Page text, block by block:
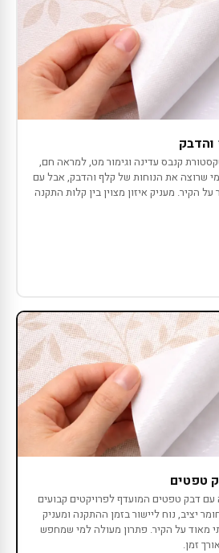
והדבק
קנבס עדינה וגימור מט, למראה חם,
למי שרוצה את הנוחות של קלף והדבק, אבל עם
הקיר. מעניק איזון מצוין בין קלות התקנה
טפטים
דבק טפטים המועדף לפרויקטים קבועים
יציב, נוח ליישור בזמן ההתקנה ומעניק
מאוד על הקיר. פתרון מעולה למי שמחפש
זמן.